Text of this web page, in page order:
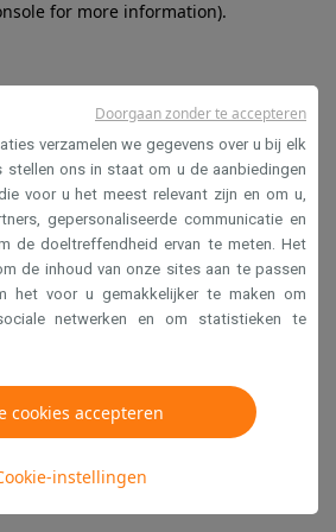
for more information).
verzamelen we gegevens over u bij elk
stellen ons in staat om u de aanbiedingen
voor u het meest relevant zijn en om u,
gepersonaliseerde communicatie en
de doeltreffendheid ervan te meten. Het
de inhoud van onze sites aan te passen
het voor u gemakkelijker te maken om
netwerken en om statistieken te
cookies accepteren
instellingen
Doorgaan zonder te accepteren